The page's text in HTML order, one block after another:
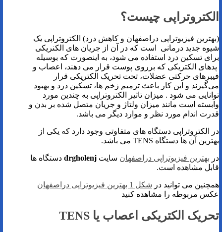
الکتروتراپی چیست؟
(بهترین فیزیوتراپی دراصفهان و کاهش درد) الکتروتراپی یک
شیوه جدید درمانی است که در آن از جریان های الکنریکی
برای تسکین درد استفاده می شود، به اینصورت که بوسیله
پدهای الکتریکی که برروی پوست قرار می‌ دهند، اعصاب و
فیبرهای حرکتی عضلات، تحت تحریک الکتریکی قرار
می‌گیرند و این کار باعث ترمیم زخم ها، تسکین درد و بهبود
توانایی می شود . میزان تاثیر الکتروتراپی به چندین مورد
وابسته است مانند میزان ولتاژ و جریان متصل شده بر بدن و
قدرت اندام مورد نظر و موارد دیگر می باشد.
در الکتروتراپی دستگاه های متفاوتی وجود دارد که یکی از
بهترین آن ها دستگاه TENS می باشد.
در بهترین فیزیوتراپی دراصفهان سایت drgholenj دستگاه ها
قابل مشاهده است.
همچنین می توانید در شکل 1 بهترین فیزیوتراپی دراصفهان
عکس مربوطه را مشاهده کنید
تحریک الکتریکی اعصاب یا TENS